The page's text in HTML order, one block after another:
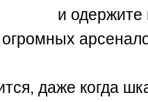
и одержите
даже когда